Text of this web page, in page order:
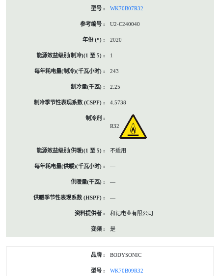
WK70B07R32
U2-C240040
2020
1
243
2.25
4.5738
R32
不适用
—
—
—
和记电业有限公司
是
BODYSONIC
WK70B09R32